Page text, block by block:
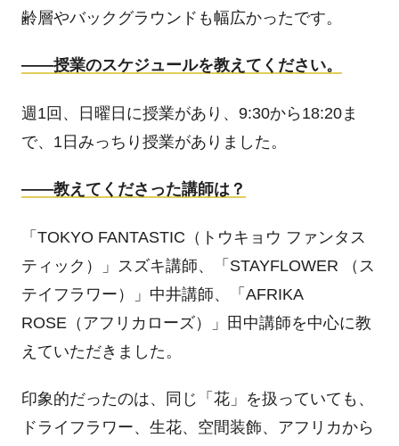
齢層やバックグラウンドも幅広かったです。
――授業のスケジュールを教えてください。
週 1 回、日曜日に授業があり、 9:30から 18:20ま
で、 1 日みっちり授業がありました。
――教えてくださった講師は？
「 TOKYO FANTASTIC （トウキョウ ファンタス
ティック）」スズキ講師、「 STAYFLOWER
（ス
テイフラワー）」中井講師、「 AFRIKA
ROSE （アフリカローズ）」田中講師を中心に教
えていただきました。
印象的だったのは、同じ「花」を扱っていても、
ドライフラワー、生花、空間装飾、アフリカから